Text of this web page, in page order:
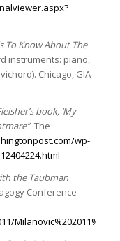
To Know About The
instruments: piano,
Chicago, GIA
book, ‘My
. The
wp-
the Taubman
Conference